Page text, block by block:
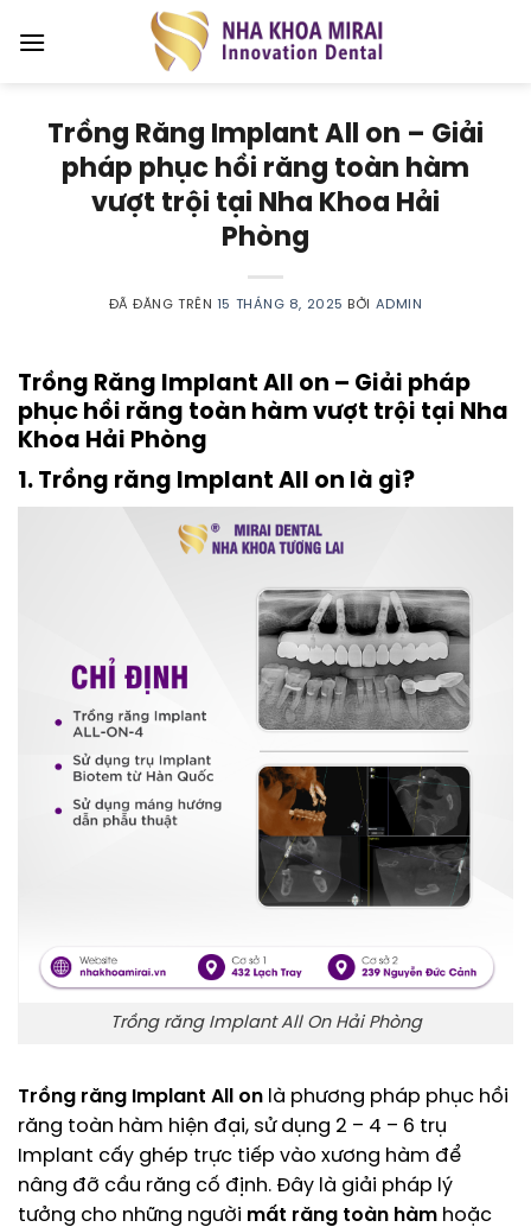
đến
Trồng Răng Implant All on – Giải
pháp phục hồi răng toàn hàm
vượt trội tại Nha Khoa Hải
Phòng
ĐÃ ĐĂNG TRÊN 15 THÁNG 8, 2025 BỞI ADMIN
Trồng Răng Implant All on – Giải pháp
phục hồi răng toàn hàm vượt trội tại Nha
Khoa Hải Phòng
1. Trồng răng Implant All on là gì?
Trồng răng Implant All On Hải Phòng
Trồng răng Implant All on là phương pháp phục hồi
răng toàn hàm hiện đại, sử dụng 2 – 4 – 6 trụ
Implant cấy ghép trực tiếp vào xương hàm để
nâng đỡ cầu răng cố định. Đây là giải pháp lý
tưởng cho những người mất răng toàn hàm hoặc